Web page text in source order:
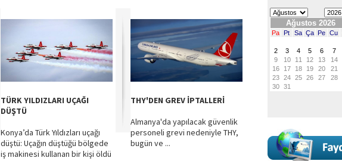
TÜRK YILDIZLARI UÇAĞI
DÜŞTÜ
Konya’da Türk Yıldızları uçağı
düştü: Uçağın düştüğü bölgede
iş makinesi kullanan bir kişi öldü
THY'DEN GREV İPTALLERİ
Almanya'da yapılacak güvenlik
personeli grevi nedeniyle THY,
bugün ve ...